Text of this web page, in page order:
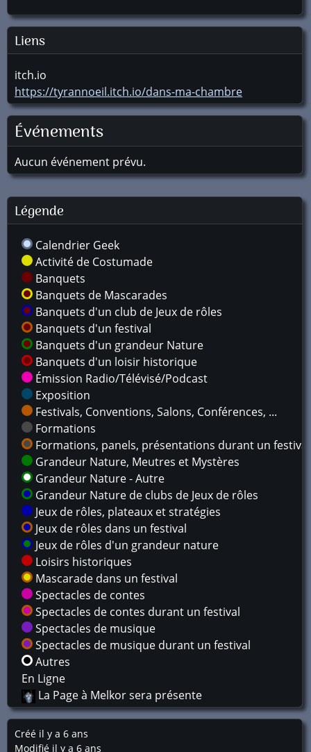
Liens
itch.io
https://tyrannoeil.itch.io/dans-ma-chambre
Événements
Aucun événement prévu.
Légende
Calendrier Geek
Activité de Costumade
Banquets
Banquets de Mascarades
Banquets d'un club de Jeux de rôles
Banquets d'un festival
Banquets d'un grandeur Nature
Banquets d'un loisir historique
Émission Radio/Télévisé/Podcast
Exposition
Festivals, Conventions, Salons, Conférences, ...
Formations
Formations, panels, présentations durant un festival
Grandeur Nature, Meutres et Mystères
Grandeur Nature - Autre
Grandeur Nature de clubs de Jeux de rôles
Jeux de rôles, plateaux et stratégies
Jeux de rôles dans un festival
Jeux de rôles d'un grandeur nature
Loisirs historiques
Mascarade dans un festival
Spectacles de contes
Spectacles de contes durant un festival
Spectacles de musique
Spectacles de musique durant un festival
Autres
En Ligne
La Page à Melkor sera présente
Créé il y a 6 ans
Modifié il y a 6 ans